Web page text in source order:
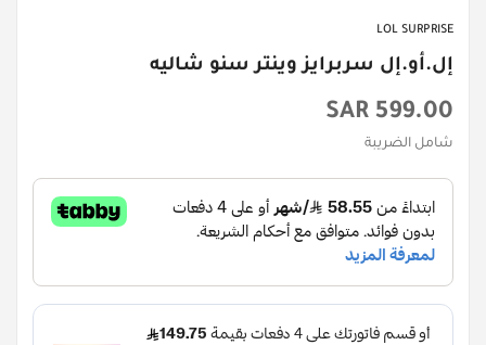
LOL SURPRISE
إل.أو.إل سربرايز وينتر سنو شاليه
السعر
الأصلي
599.00 SAR
شامل الضريبة